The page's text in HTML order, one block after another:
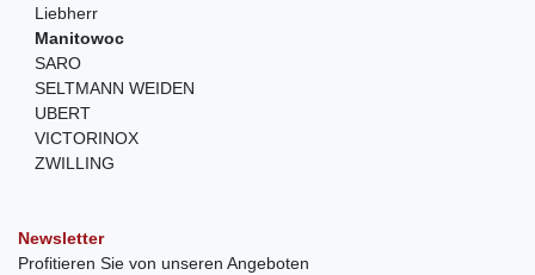
Liebherr
Manitowoc
SARO
SELTMANN WEIDEN
UBERT
VICTORINOX
ZWILLING
Newsletter
Profitieren Sie von unseren Angeboten